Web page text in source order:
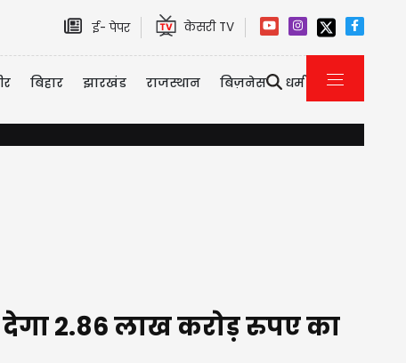
ई- पेपर केसरी TV
बिहार झारखंड राजस्थान बिज़नेस धर्म
2.86 लाख करोड़ रुपए का